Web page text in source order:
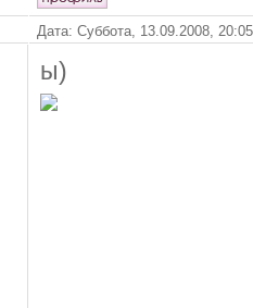
Дата: Суббота, 13.09.2008,
ы)